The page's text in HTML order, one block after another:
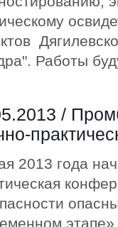
Работы
/
2013 года